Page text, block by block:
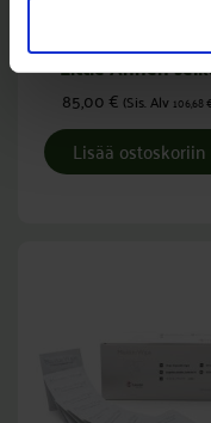
Little Annen
85,00€ (Sis. Alv 106,68
Lisää ostoskoriin